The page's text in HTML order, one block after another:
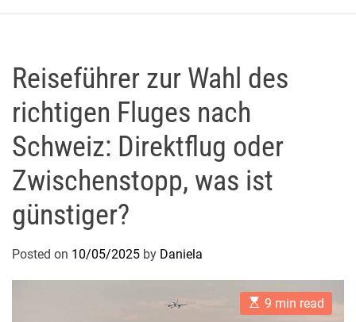
e
Reiseführer zur Wahl des
richtigen Fluges nach
Schweiz: Direktflug oder
Zwischenstopp, was ist
günstiger?
Posted on 10/05/2025 by Daniela
E
s
9 min read